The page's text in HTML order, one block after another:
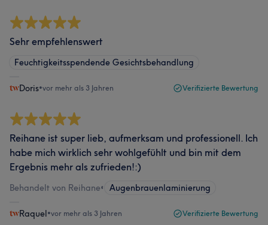
Sehr empfehlenswert
Feuchtigkeitsspendende Gesichtsbehandlung
Doris•vor mehr als 3 Jahren Verifizierte Bewertung
Reihane ist super lieb, aufmerksam und professionell. Ich
habe mich wirklich sehr wohlgefühlt und bin mit dem
Ergebnis mehr als zufrieden!:)
Behandelt von Reihane• Augenbrauenlaminierung
Raquel•vor mehr als 3 Jahren Verifizierte Bewertung